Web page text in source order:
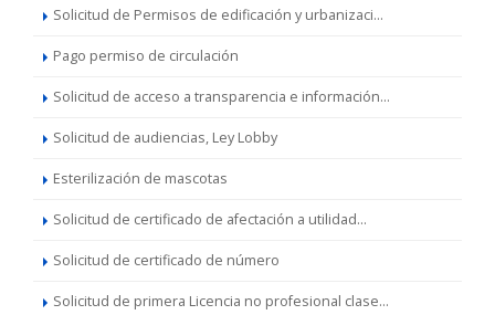
Solicitud de Permisos de edificación y urbanizaci...
Pago permiso de circulación
Solicitud de acceso a transparencia e información...
Solicitud de audiencias, Ley Lobby
Esterilización de mascotas
Solicitud de certificado de afectación a utilidad...
Solicitud de certificado de número
Solicitud de primera Licencia no profesional clase...